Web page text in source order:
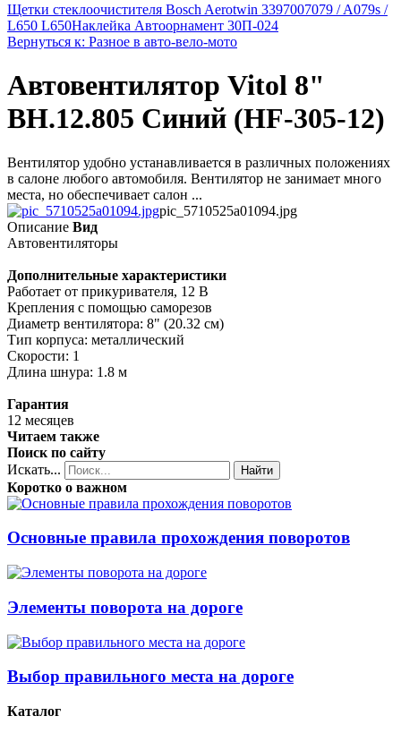
Щетки стеклоочистителя Bosch Aerotwin 3397007079 / A079s /
L650 L650Наклейка Автоорнамент 30П-024
Вернуться к: Разное в авто-вело-мото
Автовентилятор Vitol 8"
ВН.12.805 Синий (HF-305-12)
Вентилятор удобно устанавливается в различных положениях
в салоне любого автомобиля. Вентилятор не занимает много
места, но обеспечивает салон ...
pic_5710525a01094.jpg
Описание Вид
Автовентиляторы
Дополнительные характеристики
Работает от прикуривателя, 12 В
Крепления с помощью саморезов
Диаметр вентилятора: 8" (20.32 см)
Тип корпуса: металлический
Скорости: 1
Длина шнура: 1.8 м
Гарантия
12 месяцев
Читаем также
Поиск по сайту
Искать...
Найти
Коротко о важном
Основные правила прохождения поворотов
Элементы поворота на дороге
Выбор правильного места на дороге
Каталог